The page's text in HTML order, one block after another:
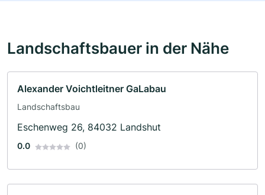
Landschaftsbauer in der Nähe
Alexander Voichtleitner GaLabau
Landschaftsbau
Eschenweg 26, 84032 Landshut
0.0 (0)